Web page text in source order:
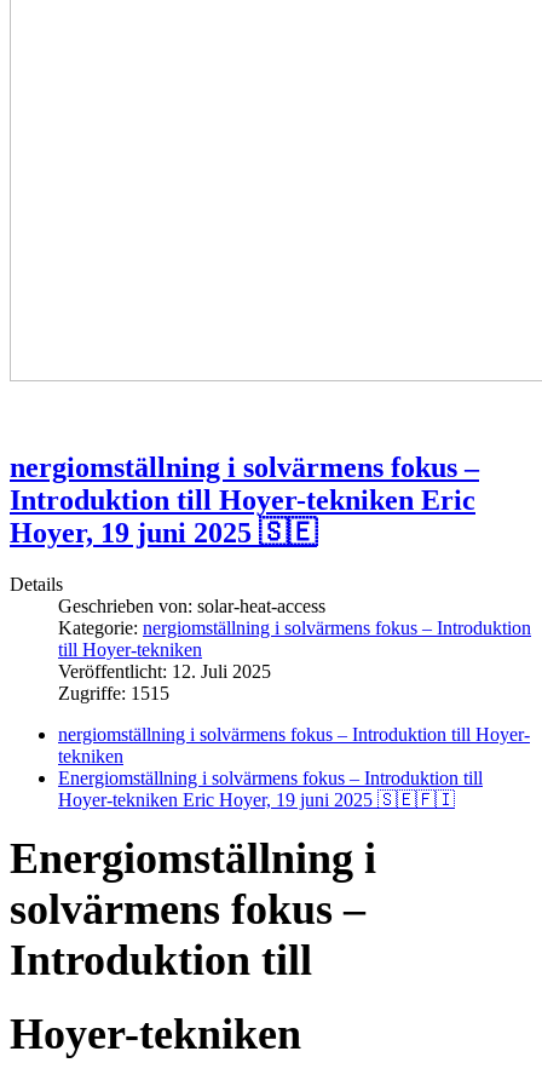
nergiomställning i solvärmens fokus –
Introduktion till Hoyer-tekniken Eric
Hoyer, 19 juni 2025 🇸🇪
Details
Geschrieben von: solar-heat-access
Kategorie: nergiomställning i solvärmens fokus – Introduktion
till Hoyer-tekniken
Veröffentlicht: 12. Juli 2025
Zugriffe: 1515
nergiomställning i solvärmens fokus – Introduktion till Hoyer-
tekniken
Energiomställning i solvärmens fokus – Introduktion till
Hoyer-tekniken Eric Hoyer, 19 juni 2025 🇸🇪🇫🇮
Energiomställning i
solvärmens fokus –
Introduktion till
Hoyer-tekniken